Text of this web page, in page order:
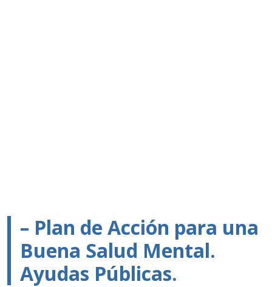
– Plan de Acción para una
Buena Salud Mental.
Ayudas Públicas.